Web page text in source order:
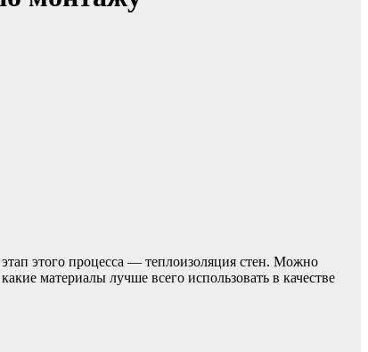
этого процесса — теплоизоляция стен. Можно
материалы лучше всего использовать в качестве